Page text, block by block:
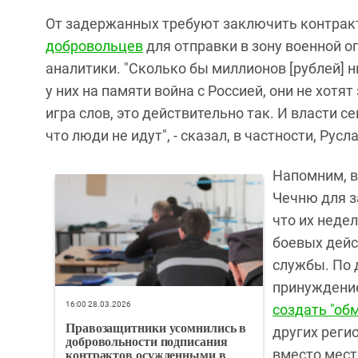
От задержанных требуют заключить
добровольцевдля отправки в зону военной
аналитики. "Сколько бы миллионов [рублей]
у них на памяти война с Россией, они не
игра слов, это действительно так. И
что люди не идут", - сказал, в частности,
16:00 28.03.2026
Правозащитники усомнились в
добровольности подписания
Напомним,
Чечню для
что их
боевых
службы. По
создать
других
вместо